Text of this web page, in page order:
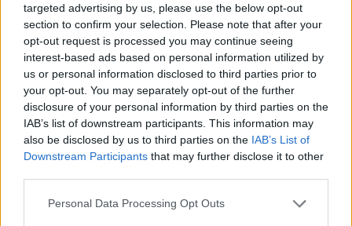
targeted advertising by us, please use the below opt-out
section to confirm your selection. Please note that after your
opt-out request is processed you may continue seeing
interest-based ads based on personal information utilized by
us or personal information disclosed to third parties prior to
your opt-out. You may separately opt-out of the further
disclosure of your personal information by third parties on the
IAB’s list of downstream participants. This information may
also be disclosed by us to third parties on the IAB’s List of
Downstream Participants that may further disclose it to other
Personal Data Processing Opt Outs
SZÉKELYHON
„Óriási csattanás volt” – így emlékszik
vissza a kedd esti balesetre a
csíkszeredai családfő
Lassan kezd visszaállni a rend a csíkszeredai Fürdő
utcában, ahol kedden este egy ittas, jogosítvány
ablakot már sikerült helyreállítani, a fal sérült részét